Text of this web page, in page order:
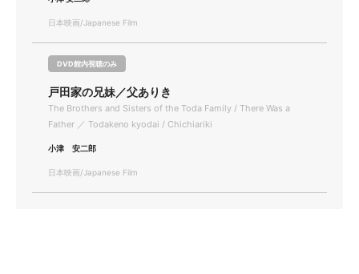
日本映画/Japanese Film
DVD館内視聴のみ
戸田家の兄妹／父ありき
The Brothers and Sisters of the Toda Family / There Was a
Father ／ Todakeno kyodai / Chichiariki
小津 安二郎
日本映画/Japanese Film